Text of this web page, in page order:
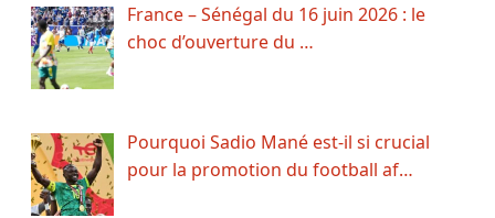
France – Sénégal du 16 juin 2026 : le
choc d’ouverture du …
Pourquoi Sadio Mané est-il si crucial
pour la promotion du football af…